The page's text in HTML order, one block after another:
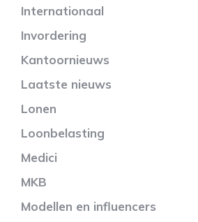
Internationaal
Invordering
Kantoornieuws
Laatste nieuws
Lonen
Loonbelasting
Medici
MKB
Modellen en influencers